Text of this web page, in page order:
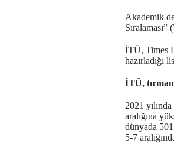
Akademik
İTÜ, Times
hazırladığı
İTÜ,
2021
aralığına
dünyada
5-7